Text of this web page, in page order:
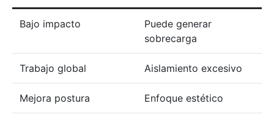
Bajo impacto
Puede generar
sobrecarga
Trabajo global Aislamiento excesivo
Mejora postura Enfoque estético